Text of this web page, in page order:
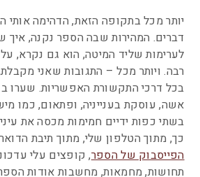
יותר מכל בתקופה הזאת, הדהימה אותי
דברים. המהירות שבה הספר נקנה, איך
לערימות שליד המיטה, הוא גם נקרא, על
רבה. ויותר מכל – התגובות שאני
בכל דרכי התקשורת האפשריות. שערו
אשה, עוסקת בענייניה, ופתאום, כמו
בשתי כפות ידיים חמימות מכסה את
כך, מתוך הטלפון שלי, מתוך תיבת
הפייסבוק של הספר, קופצים עלי
תחושות, מחמאות, מחשבות אודות